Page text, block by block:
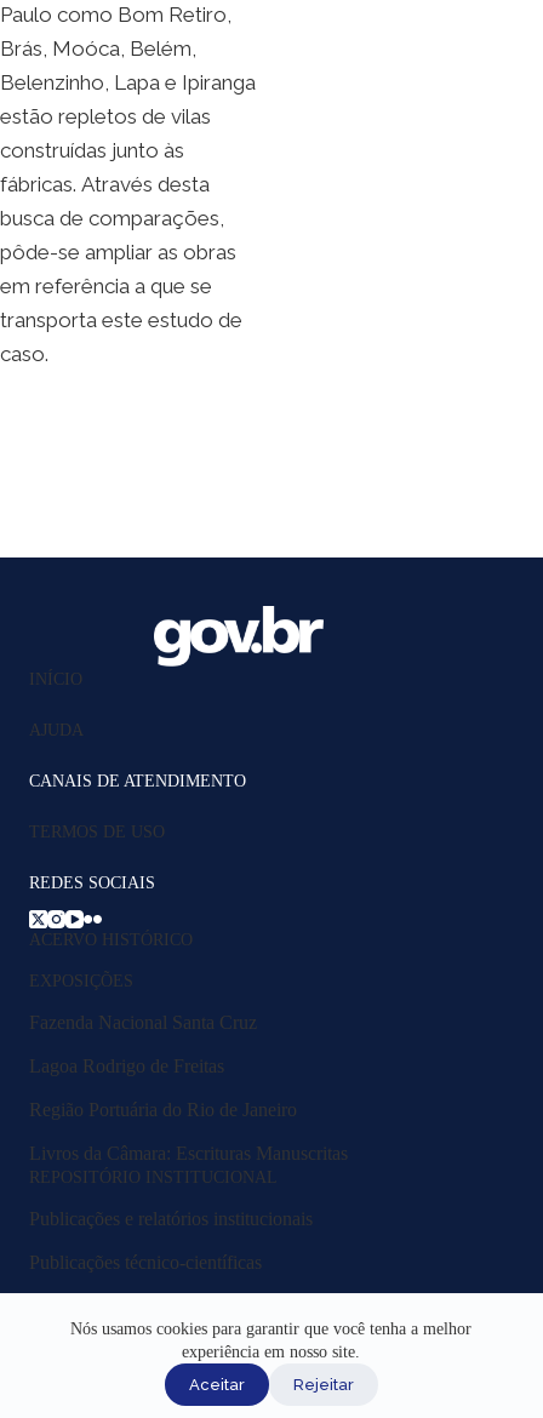
Nós usamos cookies para garantir que você tenha a melhor
experiência em nosso site.
Aceitar
Rejeitar
Paulo como Bom Retiro,
Brás, Moóca, Belém,
Belenzinho, Lapa e Ipiranga
estão repletos de vilas
construídas junto às
fábricas. Através desta
busca de comparações,
pôde-se ampliar as obras
em referência a que se
transporta este estudo de
caso.
INÍCIO
AJUDA
CANAIS DE ATENDIMENTO
TERMOS DE USO
REDES SOCIAIS
ACERVO HISTÓRICO
EXPOSIÇÕES
Fazenda Nacional Santa Cruz
Lagoa Rodrigo de Freitas
Região Portuária do Rio de Janeiro
Livros da Câmara: Escrituras Manuscritas
REPOSITÓRIO INSTITUCIONAL
Publicações e relatórios institucionais
Publicações técnico-científicas
Fluxos e procedimentos
Acesso Institucional